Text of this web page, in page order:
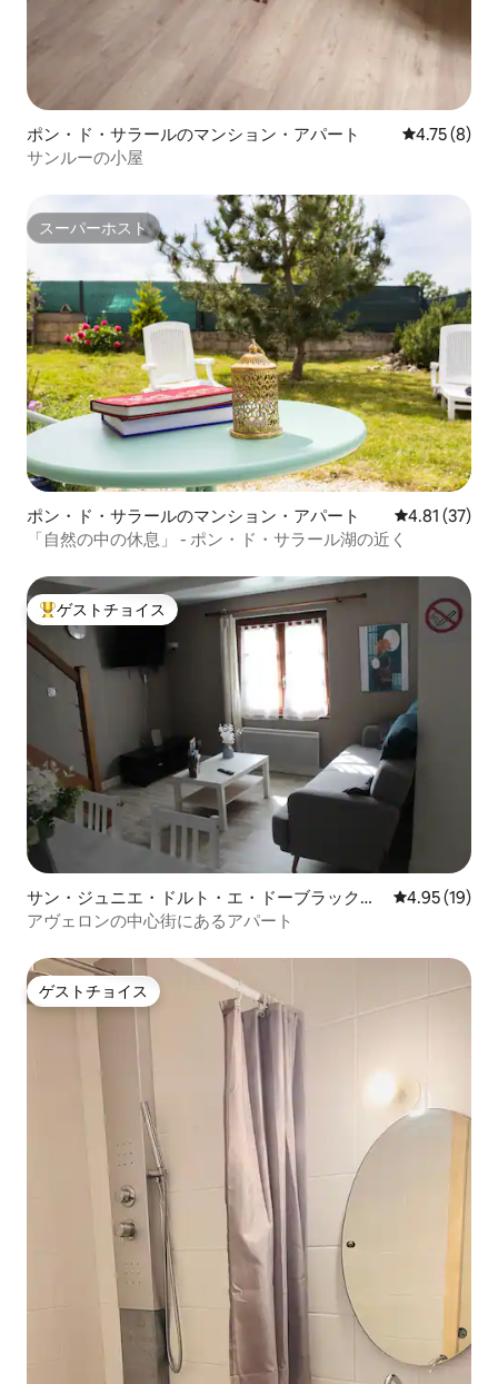
ポン・ド・サラールのマンション・アパート レビュー8
4.75 (8)
サンルーの小屋
スーパーホスト
スーパーホスト
ポン・ド・サラールのマンション・アパート レビュー37
4.81 (37)
「自然の中の休息」 - ポン・ド・サラール湖の近く
大好評のゲストチョイスです。
ゲストチョイス
サン・ジュニエ・ドルト・エ・ドーブラックの
マンション・アパート
レビュー19
4.95 (19)
アヴェロンの中心街にあるアパート
ゲストチョイス
ゲストチョイス